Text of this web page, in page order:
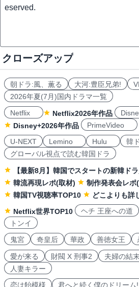
eserved.
クローズアップ
朝ドラ:風、薫る 大河:豊臣兄弟!
2026年夏(7月)国内ドラマ一覧
Netflix
Netflix2026年作品
Disney+2026年作品
PrimeVideo
U-NEXT
Lemino Hulu
韓
グローバル視点で読む韓国ドラ
【最新8月】韓国でスタートの新韓ド
韓流再現レポ(取材)
制作発表会レポ
韓国TV視聴率TOP10
どこよりも詳
Netflix世界TOP10
ヘチ 王座への道
トンイ
鬼宮
奇皇后 華政 善徳女王
愛が来る 財閥 X 刑事2 夫婦の結
人妻キラー
恋は飴模様
君へと続く僕のドリーム!